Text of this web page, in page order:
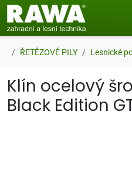
RAWA zahradní a lesní technika
ŘETĚZOVÉ PILY Lesnické
Klín ocelový
Black Edition